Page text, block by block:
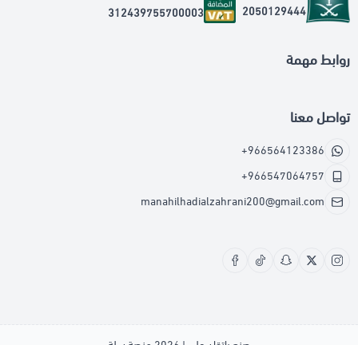
2050129444
312439755700003
روابط مهمة
تواصل معنا
+966564123386
+966547064757
manahilhadialzahrani200@gmail.com